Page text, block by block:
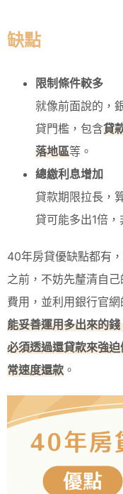
缺點
限制條件較多
就像前面說的，
貸門檻，包含貸
落地區等。
總繳利息增加
貸款期限拉長，
貸可能多出1倍，
40年房貸優缺點都有
之前，不妨先釐清自
費用，並利用銀行官
能妥善運用多出來的
必須透過還貸款來強
常速度還款 。